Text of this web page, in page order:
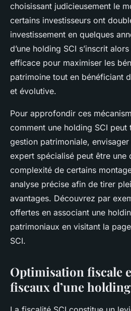
choisissant judicieusement le
certains investisseurs ont
investissement en quelques
d’une holding SCI s’inscrit
efficace pour maximiser les
patrimoine tout en bénéficiant
et évolutive.
Pour approfondir ces
comment une holding SCI
gestion patrimoniale,
expert spécialisé peut être une
complexité de certains
analyse précise afin de tirer
avantages. Découvrez par
offertes en associant une
patrimoniaux en visitant la
SCI.
Optimisation fiscale
fiscaux d’une